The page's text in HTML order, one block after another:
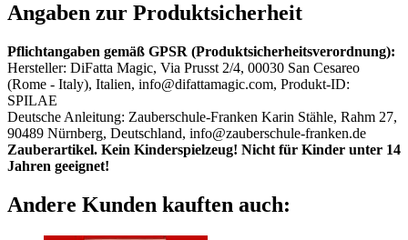
Angaben zur Produktsicherheit
Pflichtangaben gemäß GPSR (Produktsicherheitsverordnung):
Hersteller: DiFatta Magic, Via Prusst 2/4, 00030 San Cesareo
(Rome - Italy), Italien, info@difattamagic.com, Produkt-ID:
SPILAE
Deutsche Anleitung: Zauberschule-Franken Karin Stähle, Rahm 27,
90489 Nürnberg, Deutschland, info@zauberschule-franken.de
Zauberartikel. Kein Kinderspielzeug! Nicht für Kinder unter 14
Jahren geeignet!
Andere Kunden kauften auch: